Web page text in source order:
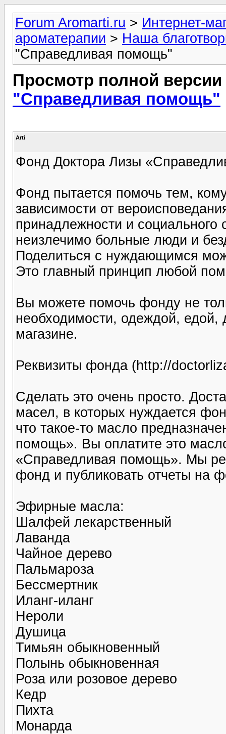
Forum Aromarti.ru > Интернет-
ароматерапии > Наша
"Справедливая помощь"
Просмотр полной
"Справедливая помощь"
Arti
Фонд Доктора Лизы
Фонд пытается помочь тем,
зависимости от
принадлежности и
неизлечимо больные люди и
Поделиться с нуждающимся
Это главный принцип любой
Вы можете помочь фонду не
необходимости, одеждой, едой,
магазине.
Реквизиты фонда (http://
Сделать это очень просто.
масел, в которых нуждается
что такое-то масло
помощь». Вы оплатите это
«Справедливая помощь». Мы
фонд и публиковать отчеты на
Эфирные масла:
Шалфей лекарственный
Лаванда
Чайное дерево
Пальмароза
Бессмертник
Иланг-иланг
Нероли
Душица
Тимьян обыкновенный
Полынь обыкновенная
Роза или розовое дерево
Кедр
Пихта
Монарда